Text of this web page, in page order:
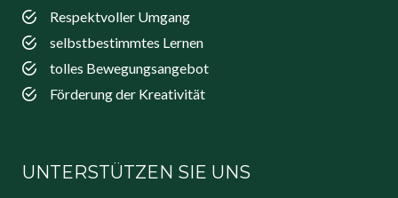
Respektvoller Umgang
selbstbestimmtes Lernen
tolles Bewegungsangebot
Förderung der Kreativität
UNTERSTÜTZEN SIE UNS